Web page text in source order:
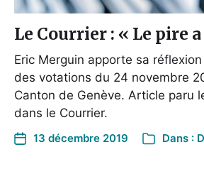
Le Courrier : « Le pire
Eric Merguin apporte sa
des votations du 24 novembre
Canton de Genève. Article paru
dans le Courrier.
13 décembre 2019 Dans :